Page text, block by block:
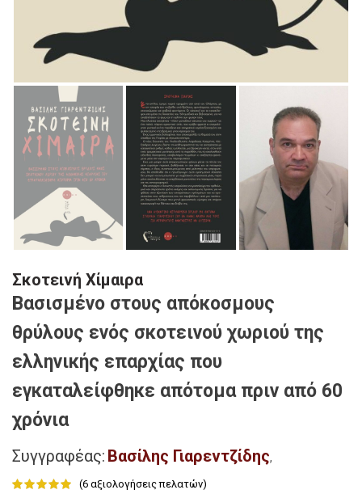
Σκοτεινή Χίμαιρα
Βασισμένο στους απόκοσμους
θρύλους ενός σκοτεινού χωριού της
ελληνικής επαρχίας που
εγκαταλείφθηκε απότομα πριν από 60
χρόνια
Συγγραφέας: Βασίλης Γιαρεντζίδης,
(6 αξιολογήσεις πελατών)